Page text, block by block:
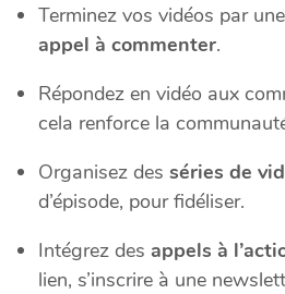
Terminez vos vidéos par une
appel à commenter.
Répondez en vidéo aux
cela renforce la
Organisez des séries de
d’épisode, pour fidéliser.
Intégrez des appels à
lien, s’inscrire à une